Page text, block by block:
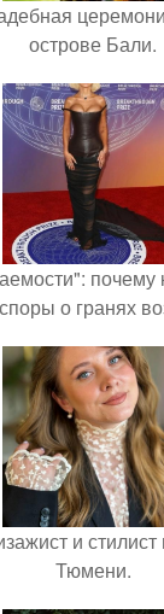
острове Бали.
почему
о гранях
и
Тюмени.